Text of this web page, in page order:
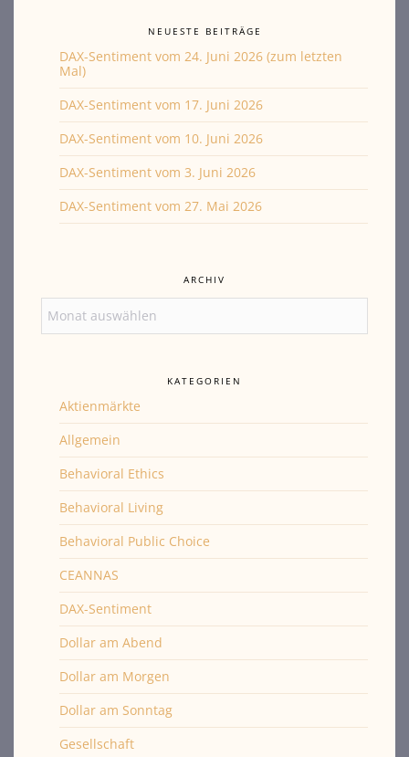
NEUESTE BEITRÄGE
DAX-Sentiment vom 24. Juni 2026 (zum letzten
Mal)
DAX-Sentiment vom 17. Juni 2026
DAX-Sentiment vom 10. Juni 2026
DAX-Sentiment vom 3. Juni 2026
DAX-Sentiment vom 27. Mai 2026
ARCHIV
KATEGORIEN
Aktienmärkte
Allgemein
Behavioral Ethics
Behavioral Living
Behavioral Public Choice
CEANNAS
DAX-Sentiment
Dollar am Abend
Dollar am Morgen
Dollar am Sonntag
Gesellschaft